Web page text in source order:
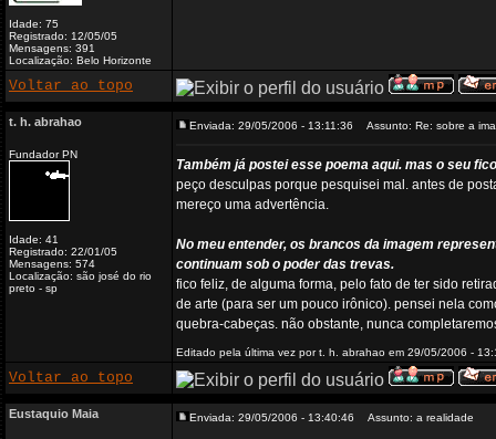
Idade: 75
Registrado: 12/05/05
Mensagens: 391
Localização: Belo Horizonte
Voltar ao topo
t. h. abrahao
Fundador PN
Idade: 41
Registrado: 22/01/05
Mensagens: 574
Localização: são josé do rio
preto - sp
Enviada: 29/05/2006 - 13:11:36 Assunto: Re: sobre a
Também já postei esse poema aqui. mas o seu
peço desculpas porque pesquisei mal. antes de
mereço uma advertência.
No meu entender, os brancos da imagem
continuam sob o poder das trevas.
fico feliz, de alguma forma, pelo fato de ter sido
de arte (para ser um pouco irônico). pensei nela
quebra-cabeças. não obstante, nunca
Editado pela última vez por t. h. abrahao em 29/05/2006 -
Voltar ao topo
Eustaquio Maia Enviada: 29/05/2006 - 13:40:46 Assunto: a realidade